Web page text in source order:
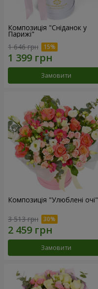
Композиція "Сніданок у
Парижі"
1 646 грн
Замовити
Композиція "Улюблені очі"
3 513 грн
Замовити